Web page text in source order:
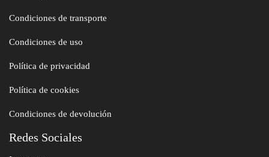
Condiciones de transporte
Condiciones de uso
Política de privacidad
Política de cookies
Condiciones de devolución
Redes Sociales